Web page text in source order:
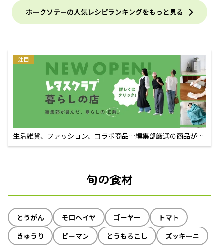
ポークソテーの人気レシピランキングをもっと見る
注目
生活雑貨、ファッション、コラボ商品…編集部厳選の商品が買
えるECサイト
旬の食材
とうがん モロヘイヤ ゴーヤー
トマト
きゅうり
ピーマン とうもろこし ズッキーニ